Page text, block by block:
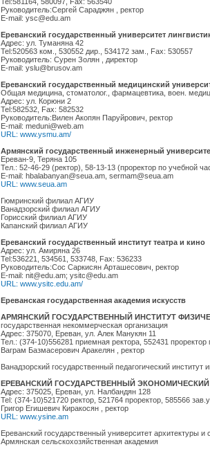
Руководитель:Сергей Сараджян , ректор
E-mail: ysc@edu.am
Ереванский государственный университет
Адрес: ул. Туманяна 42
Tel:520563 ком., 530552 дир., 534172 зам., Fax: 530557
Руководитель: Сурен Золян , директор
E-mail: yslu@brusov.am
Ереванский государственный медицинский
Общая медицина, стоматолог., фармацевтика, воен.
Адрес: ул. Корюни 2
Tel:582532, Fax: 582532
Руководитель:Вилен Акопян Паруйрович, ректор
E-mail: meduni@web.am
URL: www.ysmu.am/
Армянский государственный инженерный
Ереван-9, Теряна 105
Тел.: 52-46-29 (ректор), 58-13-13 (проректор по учебной
E-mail: hbalabanyan@seua.am, sermam@seua.am
URL: www.seua.am
Гюмринский филиал АГИУ
Ванадзорский филиал АГИУ
Горисский филиал АГИУ
Капанский филиал АГИУ
Ереванский государственный институт театра и кино
Адрес: ул. Амиряна 26
Tel:536221, 534561, 533748, Fax: 536233
Руководитель:Сос Саркисян Арташесович, ректор
E-mail: nit@edu.am; ysitc@edu.am
URL: www.ysitc.edu.am/
Ереванская государственная академия искусств
АРМЯНСКИЙ ГОСУДАРСТВЕННЫЙ ИНСТИТУТ
государственная некоммерческая организация
Адрес: 375070, Ереван, ул. Алек Манукян 11
Тел.: (374-10)556281 приемная ректора, 552431
Ваграм Базмасерович Аракелян , ректор
Ванадзорский государственный педагогический
ЕРЕВАНСКИЙ ГОСУДАРСТВЕННЫЙ ЭКОНОМИЧЕСКИЙ
Адрес: 375025, Ереван, ул. Налбандян 128
Tel: (374-10)521720 ректор, 521764 проректор, 585566
Григор Егишевич Киракосян , ректор
URL: www.ysine.am
Ереванский государственный университет архитектуры и
Армянская сельскохозяйственная академия